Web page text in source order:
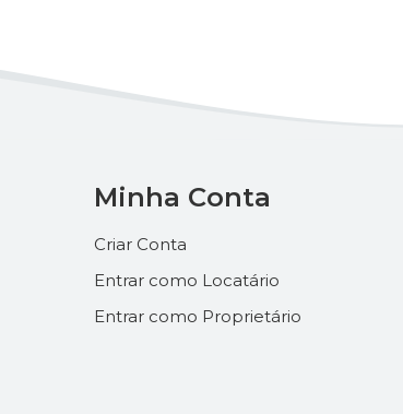
Minha Conta
Criar Conta
Entrar como Locatário
Entrar como Proprietário